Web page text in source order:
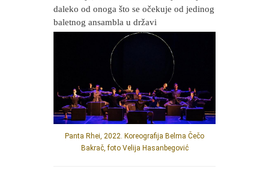
daleko od onoga što se očekuje od jedinog
baletnog ansambla u državi
Panta Rhei, 2022. Koreografija Belma Čečo
Bakrač, foto Velija Hasanbegović